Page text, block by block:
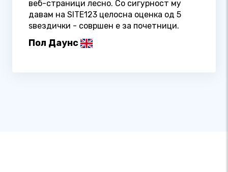
веб-страници лесно. Со сигурност му
давам на SITE123 целосна оценка од 5
ѕвездички - совршен е за почетници.
Пол Даунс